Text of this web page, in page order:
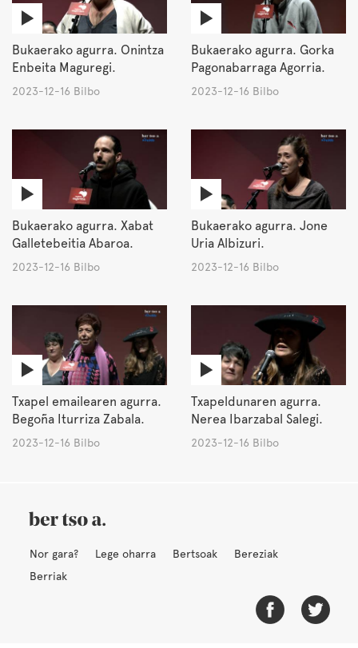
Bukaerako agurra. Onintza
Enbeita Maguregi.
2023-12-16 Bilbo
Bukaerako agurra. Gorka
Pagonabarraga Agorria.
2023-12-16 Bilbo
Bukaerako agurra. Xabat
Galletebeitia Abaroa.
2023-12-16 Bilbo
Bukaerako agurra. Jone
Uria Albizuri.
2023-12-16 Bilbo
Txapel emailearen agurra.
Begoña Iturriza Zabala.
2023-12-16 Bilbo
Txapeldunaren agurra.
Nerea Ibarzabal Salegi.
2023-12-16 Bilbo
Nor gara? Lege oharra Bertsoak
Bereziak
Berriak